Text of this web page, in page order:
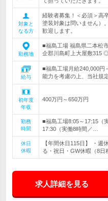
対象と
なる方
経験者募集！＜必須＞高
塗装対象は問いません）
歓迎します。
勤務地
■福島工場 福島県二本松
企郡川島町上大屋敷315
給与
■福島工場月給240,000円
能力を考慮の上、当社規
初年度
年収
400万円～650万円
勤務
時間
■福島工場8:05～17:15（
17:30（実働8時間／…
休日
休暇
【年間休日115日】 ・
る・祝日・GW休暇（8日
求人詳細を見る